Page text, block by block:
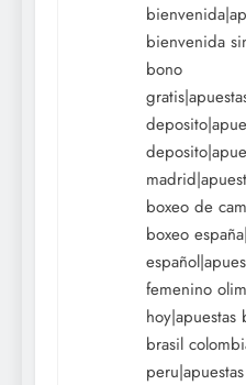
bienvenida
bono
boxeo de
boxeo
femenino
hoy|apuestas
brasil